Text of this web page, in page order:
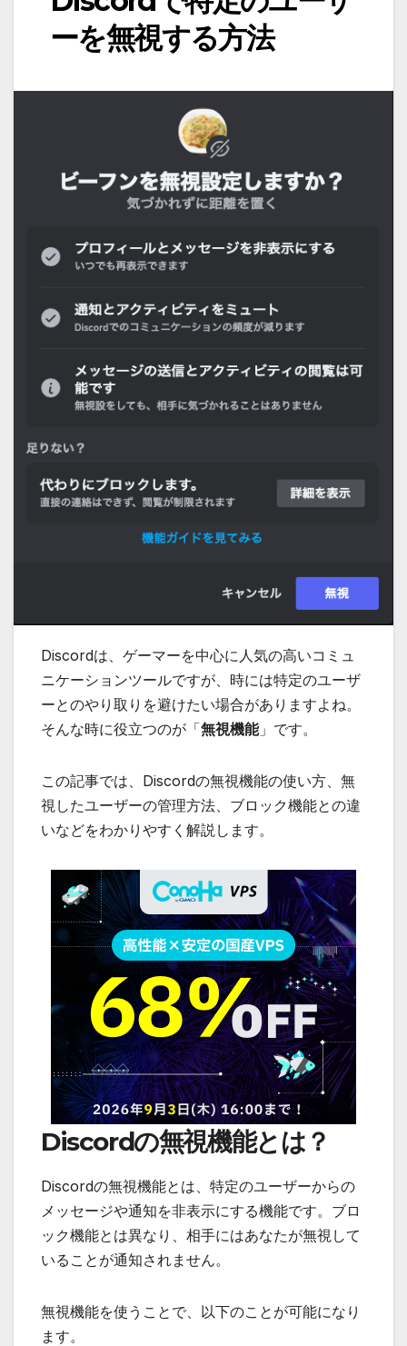
ーを無視する方法
Discordは、ゲーマーを中心に人気の高いコミュ
ニケーションツールですが、時には特定のユーザ
ーとのやり取りを避けたい場合がありますよね。
そんな時に役立つのが「無視機能」です。
この記事では、Discordの無視機能の使い方、無
視したユーザーの管理方法、ブロック機能との違
いなどをわかりやすく解説します。
Discordの無視機能とは？
Discordの無視機能とは、特定のユーザーからの
メッセージや通知を非表示にする機能です。ブロ
ック機能とは異なり、相手にはあなたが無視して
いることが通知されません。
無視機能を使うことで、以下のことが可能になり
ます。